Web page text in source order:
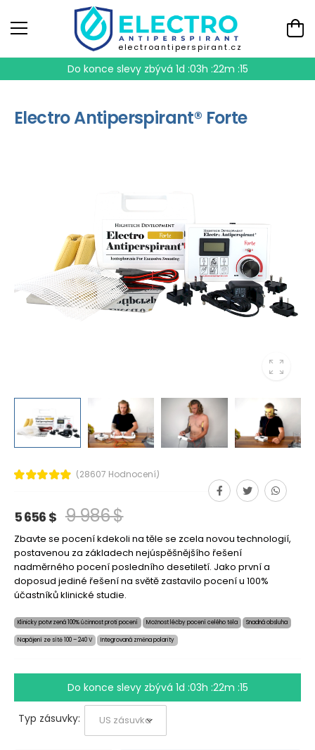
electroantiperspirant.cz
Do konce slevy zbývá 1d :03h :22m :15
Electro Antiperspirant® Forte
(28607 Hodnocení)
5 656 $ 9 986 $
Zbavte se pocení kdekoli na těle se zcela novou technologií,
postavenou za základech nejúspěšnějšího řešení
nadměrného pocení posledního desetiletí. Jako první a
doposud jediné řešení na světě zastavilo pocení u 100%
účastníků klinické studie.
Klinicky potvrzená 100% účinnost proti pocení Možnost léčby pocení celého těla Snadná obsluha
Napájení ze sítě 100 – 240 V Integrovaná změna polarity
Do konce slevy zbývá 1d :03h :22m :15
Typ zásuvky: